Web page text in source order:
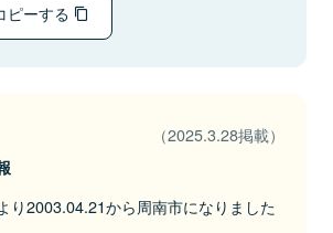
ピーする
（2025.3.28掲載）
り2003.04.21から周南市になりました